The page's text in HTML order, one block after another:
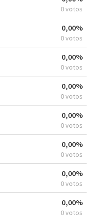
0 votos
0,00%
0 votos
0,00%
0 votos
0,00%
0 votos
0,00%
0 votos
0,00%
0 votos
0,00%
0 votos
0,00%
0 votos